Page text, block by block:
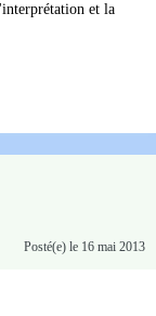
et la
Posté(e) le 16 mai 2013